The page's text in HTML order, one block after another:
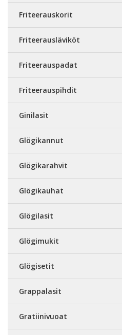
Friteerauskorit
Friteerausläviköt
Friteerauspadat
Friteerauspihdit
Ginilasit
Glögikannut
Glögikarahvit
Glögikauhat
Glögilasit
Glögimukit
Glögisetit
Grappalasit
Gratiinivuoat